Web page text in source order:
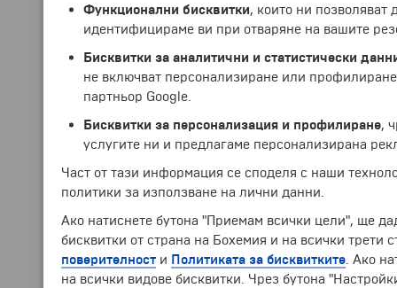
Функционални бисквитки, които ни позволяват
идентифицираме ви при отваряне на вашите
Бисквитки за аналитични и статистически
не включват персонализиране или
партньор Google.
Бисквитки за персонализация и профилиране,
услугите ни и предлагаме персонализирана
Част от тази информация се споделя с наши
политики за използване на лични данни.
Ако натиснете бутона "Приемам всички цели", ще
бисквитки от страна на Бохемия и на всички трети
поверителност и Политиката за бисквитките . Ако
на всички видове бисквитки. Чрез бутона